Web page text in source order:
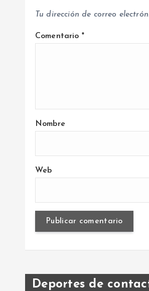
d
a
Tu dirección de correo
Comentario *
Nombre
Web
Deportes de